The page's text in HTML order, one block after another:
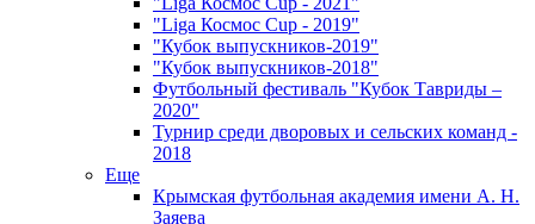
"Liga Космос Cup - 2019"
"Кубок выпускников-2019"
"Кубок выпускников-2018"
Футбольный фестиваль "Кубок Тавриды –
2020"
Турнир среди дворовых и сельских команд -
2018
Еще
Крымская футбольная академия имени А. Н.
Заяева